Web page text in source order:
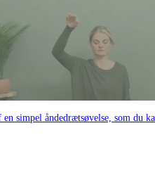
simpel åndedrætsøvelse, som du